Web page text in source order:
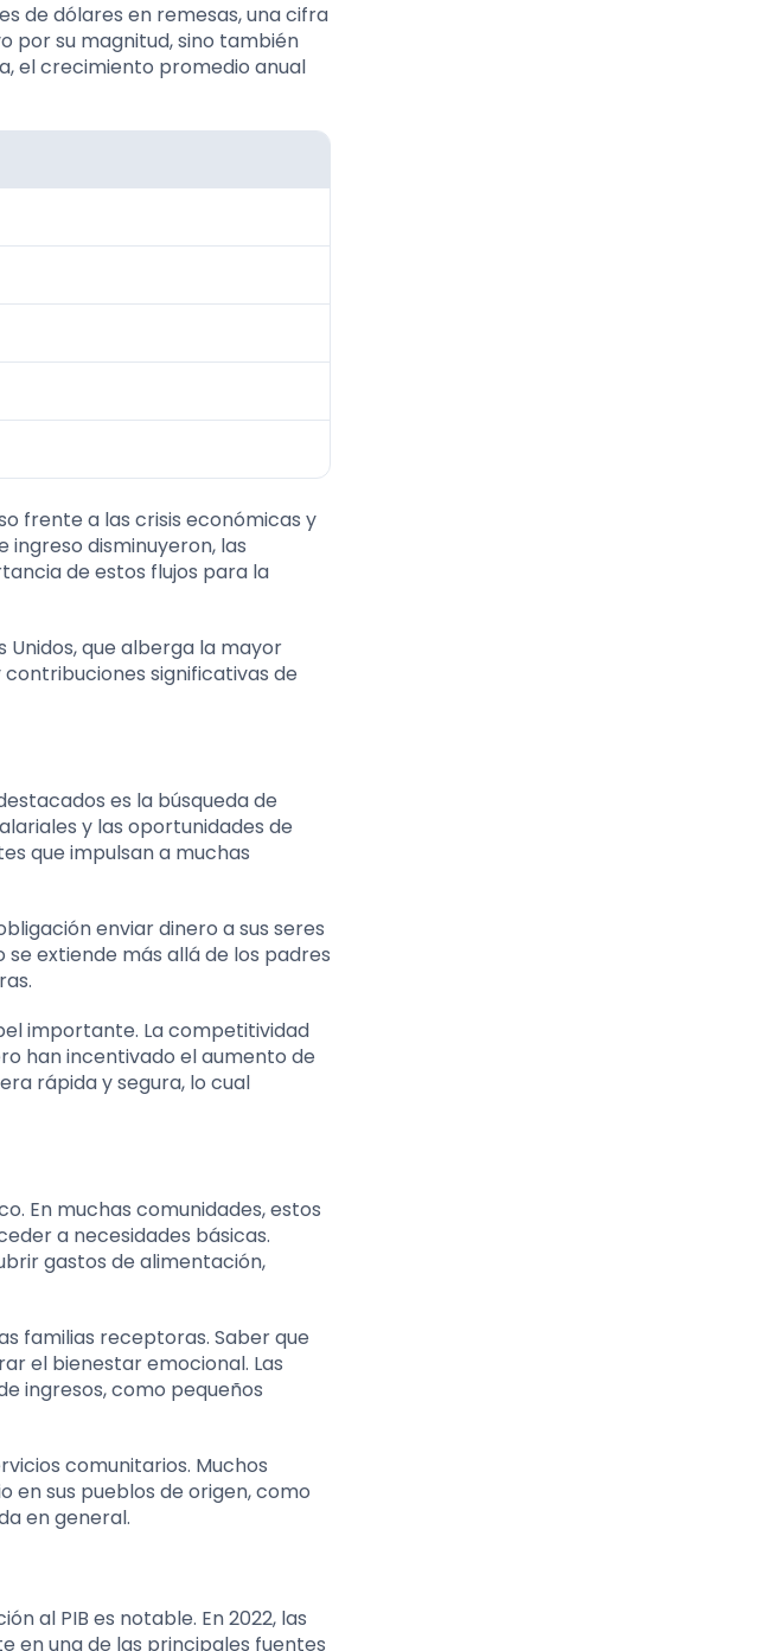
de dólares en remesas, una cifra
por su magnitud, sino también
el crecimiento promedio anual
frente a las crisis económicas y
ingreso disminuyeron, las
de estos flujos para la
que alberga la mayor
significativas de
es la búsqueda de
y las oportunidades de
que impulsan a muchas
enviar dinero a sus seres
extiende más allá de los padres
importante. La competitividad
han incentivado el aumento de
rápida y segura, lo cual
En muchas comunidades, estos
a necesidades básicas.
gastos de alimentación,
familias receptoras. Saber que
el bienestar emocional. Las
ingresos, como pequeños
comunitarios. Muchos
sus pueblos de origen, como
en general.
al PIB es notable. En 2022, las
en una de las principales fuentes